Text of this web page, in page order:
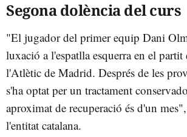
Segona dolència del curs
"El jugador del primer equip Dani
luxació a l'espatlla esquerra en el
l'Atlètic de Madrid. Després de les
s'ha optat per un tractament
aproximat de recuperació és d'un
l'entitat catalana.